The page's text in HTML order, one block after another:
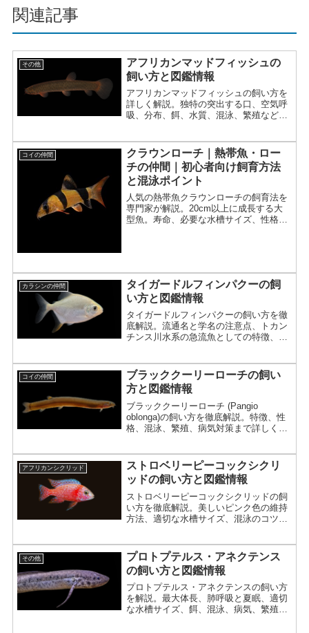
関連記事
その他
アフリカンマッドフィッシュの
飼い方と図鑑情報
アフリカンマッドフィッシュの飼い方を
詳しく解説。独特の突出する口、空気呼
吸、分布、餌、水質、混泳、繁殖など、
コイの仲間
クラウンローチ｜熱帯魚・ロー
チの仲間｜初心者向け飼育方法
と混泳ポイント
人気の熱帯魚クラウンローチの飼育法を
専門家が解説。20cm以上に成長する大
型魚。寿命、必要な水槽サイズ、性格と
カラシンの仲間
タイガードルフィンパクーの飼
い方と図鑑情報
タイガードルフィンパクーの飼い方を徹
底解説。流通名と学名の注意点、トカン
チンス川水系の急流魚としての特徴、水
コイの仲間
ブラッククーリーローチの飼い
方と図鑑情報
ブラッククーリーローチ (Pangio
oblonga)の飼い方を徹底解説。特徴、性
格、混泳、繁殖、病気対策まで詳しく紹
アフリカンシクリッド
ストロベリーピーコックシクリ
ッドの飼い方と図鑑情報
ストロベリーピーコックシクリッドの飼
い方を徹底解説。美しいピンク色の維持
方法、適切な水槽サイズ、混泳のコツ、
その他
プロトプテルス・アネクテンス
の飼い方と図鑑情報
プロトプテルス・アネクテンスの飼い方
を解説。最大体長、肺呼吸と夏眠、適切
な水槽サイズ、餌、混泳、病気、繁殖、